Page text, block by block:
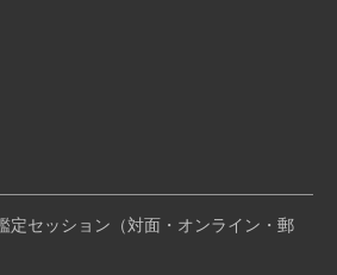
定セッション（対面・オンライン・郵